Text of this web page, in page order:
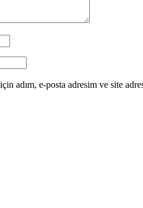
adım, e-posta adresim ve site